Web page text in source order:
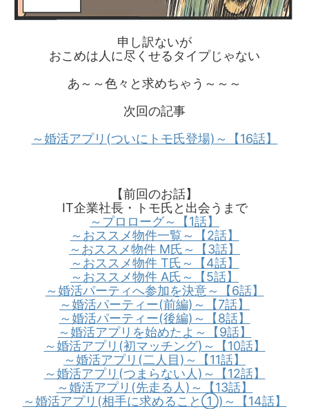
申し訳ないが
おこめは人に尽くせるタイプじゃない
あ～～色々と求めちゃう～～～
次回の記事
～婚活アプリ(ついにトモ氏登場)～【16話】
【前回のお話】
IT企業社長・トモ氏と出会うまで
～プロローグ～【1話】
～おススメ物件一覧～【2話】
～おススメ物件 M氏～【3話】
～おススメ物件 T氏～【4話】
～おススメ物件 A氏～【5話】
～婚活パーティへ参加を決意～【6話】
～婚活パーティー(前編)～【7話】
～婚活パーティー(後編)～【8話】
～婚活アプリを始めたよ～【9話】
～婚活アプリ(初マッチング)～【10話】
～婚活アプリ(二人目)～【11話】
～婚活アプリ(つまらない人)～【12話】
～婚活アプリ(先走る人)～【13話】
～婚活アプリ(相手に求めること①)～【14話】